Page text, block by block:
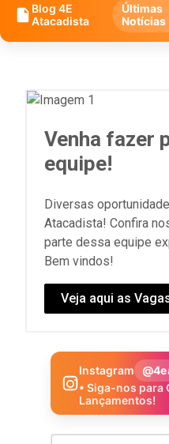
Blog 4E
Atacadista
Últimas
Notícias
Venha fazer
equipe!
Diversas
Atacadista! Confira
parte dessa equipe
Bem vindos!
Veja aqui as
Instagram
• Siga-nos para
Lançamentos!